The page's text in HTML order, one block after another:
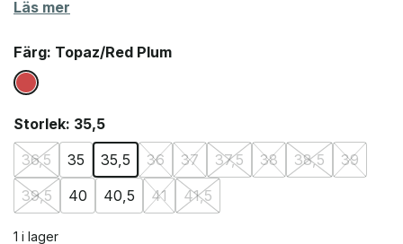
Läs mer
Färg: Topaz/Red Plum
Storlek: 35,5
36,5
35 35,5 36 37 37,5 38 38,5
39
39,5
40 40,5 41 41,5
1 i lager